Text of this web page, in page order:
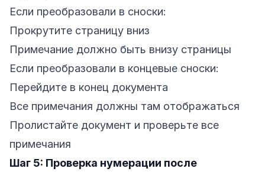
Если преобразовали в сноски:
Прокрутите страницу вниз
Примечание должно быть внизу страницы
Если преобразовали в концевые сноски:
Перейдите в конец документа
Все примечания должны там отображаться
Пролистайте документ и проверьте все
примечания
Шаг 5: Проверка нумерации после